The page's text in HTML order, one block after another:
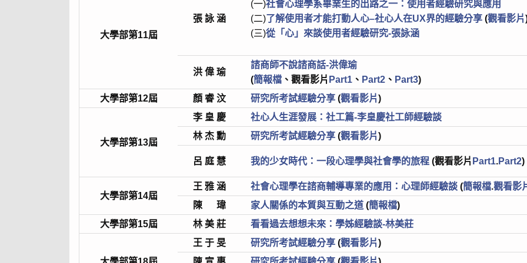
大學部第11屆
張 詠 涵
(一)社會心理學系畢業生的出路之一：使用者經驗研究與應用
(二)了解使用者才能打動人心–社心人在UX界的經驗分享 (觀看影片
(三)從「心」來談使用者經驗研究-張詠涵
洪 偉 瑜
諮商師不說諮商話-洪偉瑜
(簡報檔 、觀看影片 Part1 、 Part2 、 Part3)
大學部第12屆 顏 睿 汶 研究所考試經驗分享 (觀看影片)
大學部第13屆
李 皇 慶
社心人生涯發展：社工篇-李皇慶社工師經驗談
林 杰 勳
研究所考試經驗分享 (觀看影片)
呂 庭 慧 我的少女時代：一段心理學與社會學的旅程 (觀看影片 Part1.Part2)
大學部第14屆
王 雅 涵 社會心理學在諮商輔導專業的應用：心理師經驗談 (簡報檔.觀看影
陳 瑋
家人關係的本質與互動之道(簡報檔)
大學部第15屆
林 美 莊 看看過去想想未來：學姊經驗談-林美莊
王 于 旻 研究所考試經驗分享 (觀看影片)